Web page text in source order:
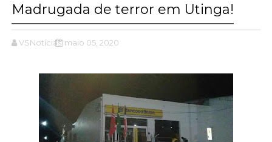
Madrugada de terror em Utinga!
VSNotícias maio 05, 2020